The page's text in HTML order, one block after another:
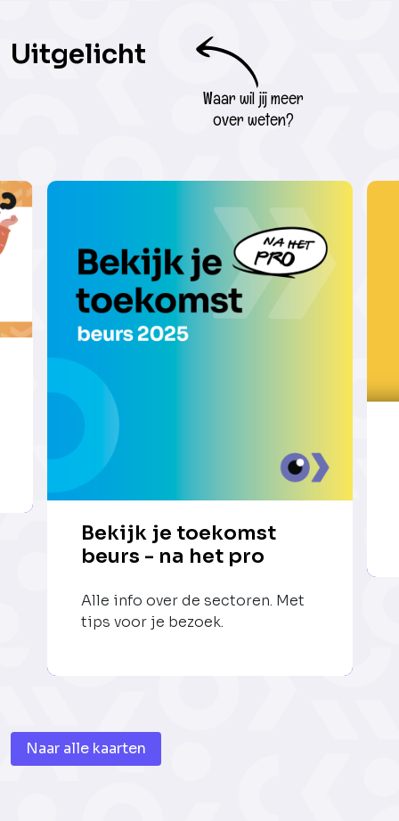
Uitgelicht
Waar wil jij meer
over weten?
Bekijk je toekomst
beurs - na het pro
Alle info over de sectoren. Met
tips voor je bezoek.
Naar alle kaarten